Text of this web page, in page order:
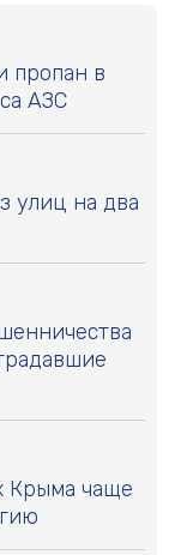
пропан в
АЗС
улиц на два
Крыма чаще